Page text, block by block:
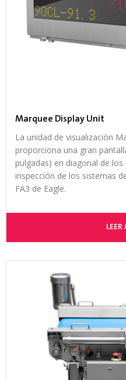
Marquee Display Unit
La unidad de visualización
proporciona una gran
pulgadas) en diagonal de
inspección de los sistemas
FA3 de Eagle.
LEER